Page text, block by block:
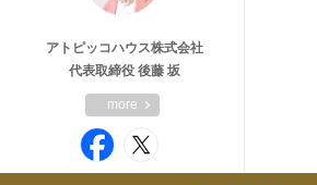
アトピッコハウス株式会社
代表取締役 後藤 坂
more